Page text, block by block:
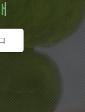
無料相談